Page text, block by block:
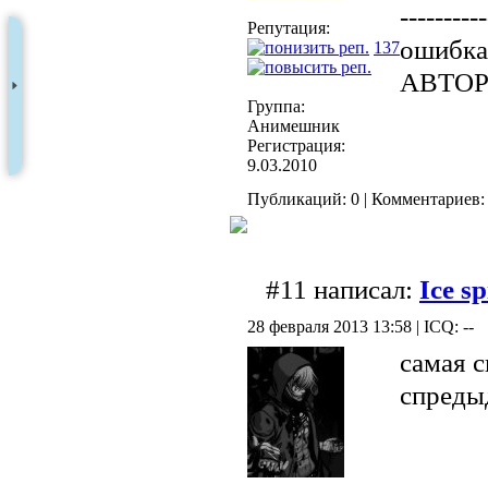
Репутация:
137
Группа:
Анимешник
Регистрация:
9.03.2010
Публикаций: 0 | Комментариев:
#11 написал: Ice
28 февраля 2013 13:58 | ICQ: --
самая